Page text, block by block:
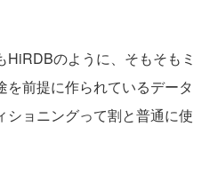
のように、そもそもミ
を前提に作られているデータ
ショニングって割と普通に使